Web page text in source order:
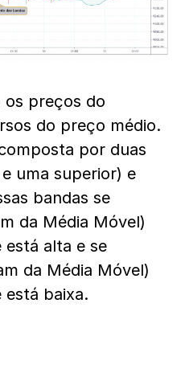
os preços do
do preço médio.
por duas
uma superior) e
bandas se
da Média Móvel)
está alta e se
da Média Móvel)
está baixa.